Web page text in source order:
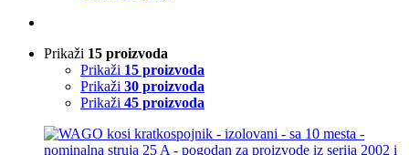
Prikaži 15 proizvoda
Prikaži 15 proizvoda
Prikaži 30 proizvoda
Prikaži 45 proizvoda